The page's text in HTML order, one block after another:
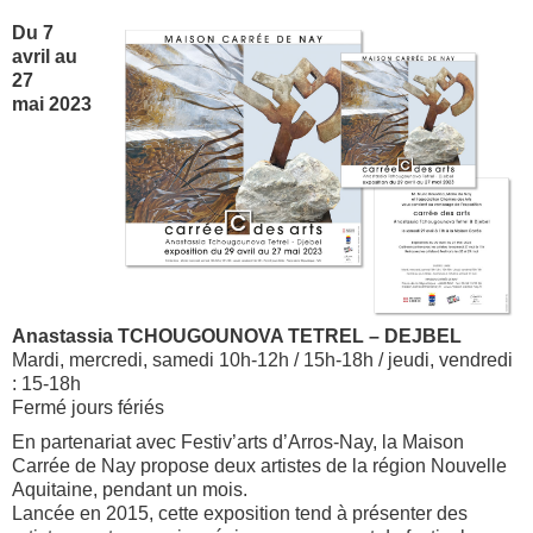
Du 7
avril au
27
mai 2023
Anastassia TCHOUGOUNOVA TETREL – DEJBEL
Mardi, mercredi, samedi 10h-12h / 15h-18h / jeudi, vendredi
: 15-18h
Fermé jours fériés
En partenariat avec Festiv’arts d’Arros-Nay, la Maison
Carrée de Nay propose deux artistes de la région Nouvelle
Aquitaine, pendant un mois.
Lancée en 2015, cette exposition tend à présenter des